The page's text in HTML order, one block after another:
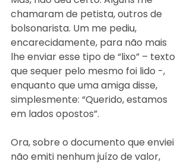
chamaram de petista, outros de
bolsonarista. Um me pediu,
encarecidamente, para não mais
lhe enviar esse tipo de “lixo” – texto
que sequer pelo mesmo foi lido -,
enquanto que uma amiga disse,
simplesmente: “Querido, estamos
em lados opostos”.
Ora, sobre o documento que enviei
não emiti nenhum juízo de valor,